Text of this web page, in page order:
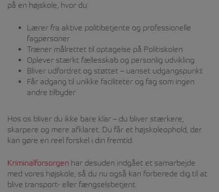
på en højskole, hvor du:
Lærer fra aktive politibetjente og professionelle
fagpersoner
Træner målrettet til optagelse på Politiskolen
Oplever stærkt fællesskab og personlig udvikling
Bliver udfordret og støttet – uanset udgangspunkt
Får adgang til unikke faciliteter og fag som ingen
andre tilbyder
Hos os bliver du ikke bare klar – du bliver stærkere,
skarpere og mere afklaret. Du får et højskoleophold, der
kan gøre en reel forskel i din fremtid.
Kriminalforsorgen har desuden indgået et samarbejde
med vores højskole, så du nu også kan forberede dig til at
blive transport- eller fængselsbetjent.